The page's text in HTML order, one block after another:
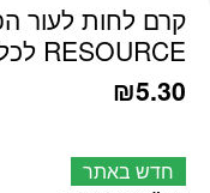
חדש באתר
RESOURCE לכל סוגי העור 50 מ”ל
₪5.30